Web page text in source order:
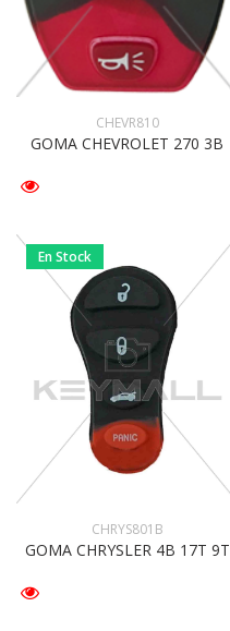
CHEVR810
GOMA CHEVROLET 270 3B
En Stock
CHRYS801B
GOMA CHRYSLER 4B 17T 9T